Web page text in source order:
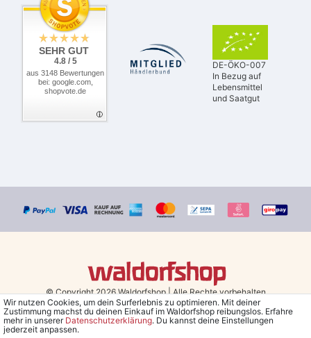
SEHR GUT
4.8 / 5
aus 3148 Bewertungen
bei: google.com,
shopvote.de
DE-ÖKO-007
In Bezug auf
Lebensmittel
und Saatgut
© Copyright 2026 Waldorfshop|Alle Rechte vorbehalten.
Bestellungen mit Prio Versand bis 13 Uhr, garantierter Versand am
Wir nutzen Cookies, um dein Surferlebnis zu optimieren. Mit deiner
Zustimmung machst du deinen Einkauf im Waldorfshop reibungslos. Erfahre
mehr in unserer Daten­schutz­erklärung. Du kannst deine Einstellungen
jederzeit anpassen.